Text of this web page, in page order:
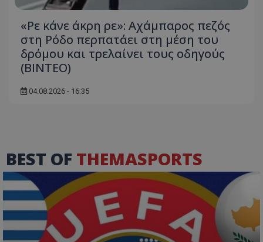
«Ρε κάνε άκρη ρε»: Αχάμπαρος πεζός
στη Ρόδο περπατάει στη μέση του
δρόμου και τρελαίνει τους οδηγούς
(ΒΙΝΤΕΟ)
04.08.2026 - 16:35
BEST OF THEMASPORTS